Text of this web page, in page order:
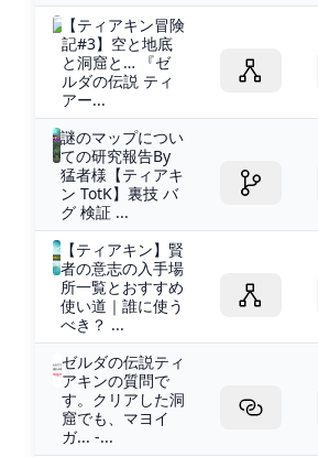
【ティアキン冒険
記#3】空と地底
と洞窟と… 『ゼ
ルダの伝説 ティ
アー...
謎のマップについ
ての研究報告By
猛者様【ティアキ
ン TotK】裏技 バ
グ 検証 ...
【ティアキン】賢
者の意志の入手場
所一覧とおすすめ
使い道｜誰に使う
べき？ ...
ゼルダの伝説ティ
アキンの質問で
す。クリアした洞
窟でも、マヨイ
ガ... -...